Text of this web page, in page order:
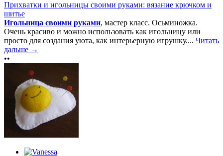
Прихватки и игольницы своими руками: вязание крючком и
шитье
Игольница своими руками, мастер класс. Осьминожка.
Очень красиво и можно использовать как игольницу или
просто для создания уюта, как интерьерную игрушку.... Читать
дальше →
••